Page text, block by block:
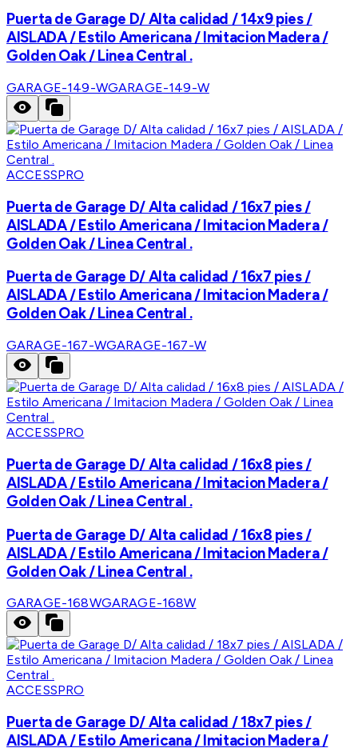
Puerta de Garage D/ Alta calidad / 14x9 pies /
AISLADA / Estilo Americana / Imitacion Madera /
Golden Oak / Linea Central .
GARAGE-149-WGARAGE-149-W
ACCESSPRO
Puerta de Garage D/ Alta calidad / 16x7 pies /
AISLADA / Estilo Americana / Imitacion Madera /
Golden Oak / Linea Central .
Puerta de Garage D/ Alta calidad / 16x7 pies /
AISLADA / Estilo Americana / Imitacion Madera /
Golden Oak / Linea Central .
GARAGE-167-WGARAGE-167-W
ACCESSPRO
Puerta de Garage D/ Alta calidad / 16x8 pies /
AISLADA / Estilo Americana / Imitacion Madera /
Golden Oak / Linea Central .
Puerta de Garage D/ Alta calidad / 16x8 pies /
AISLADA / Estilo Americana / Imitacion Madera /
Golden Oak / Linea Central .
GARAGE-168WGARAGE-168W
ACCESSPRO
Puerta de Garage D/ Alta calidad / 18x7 pies /
AISLADA / Estilo Americana / Imitacion Madera /